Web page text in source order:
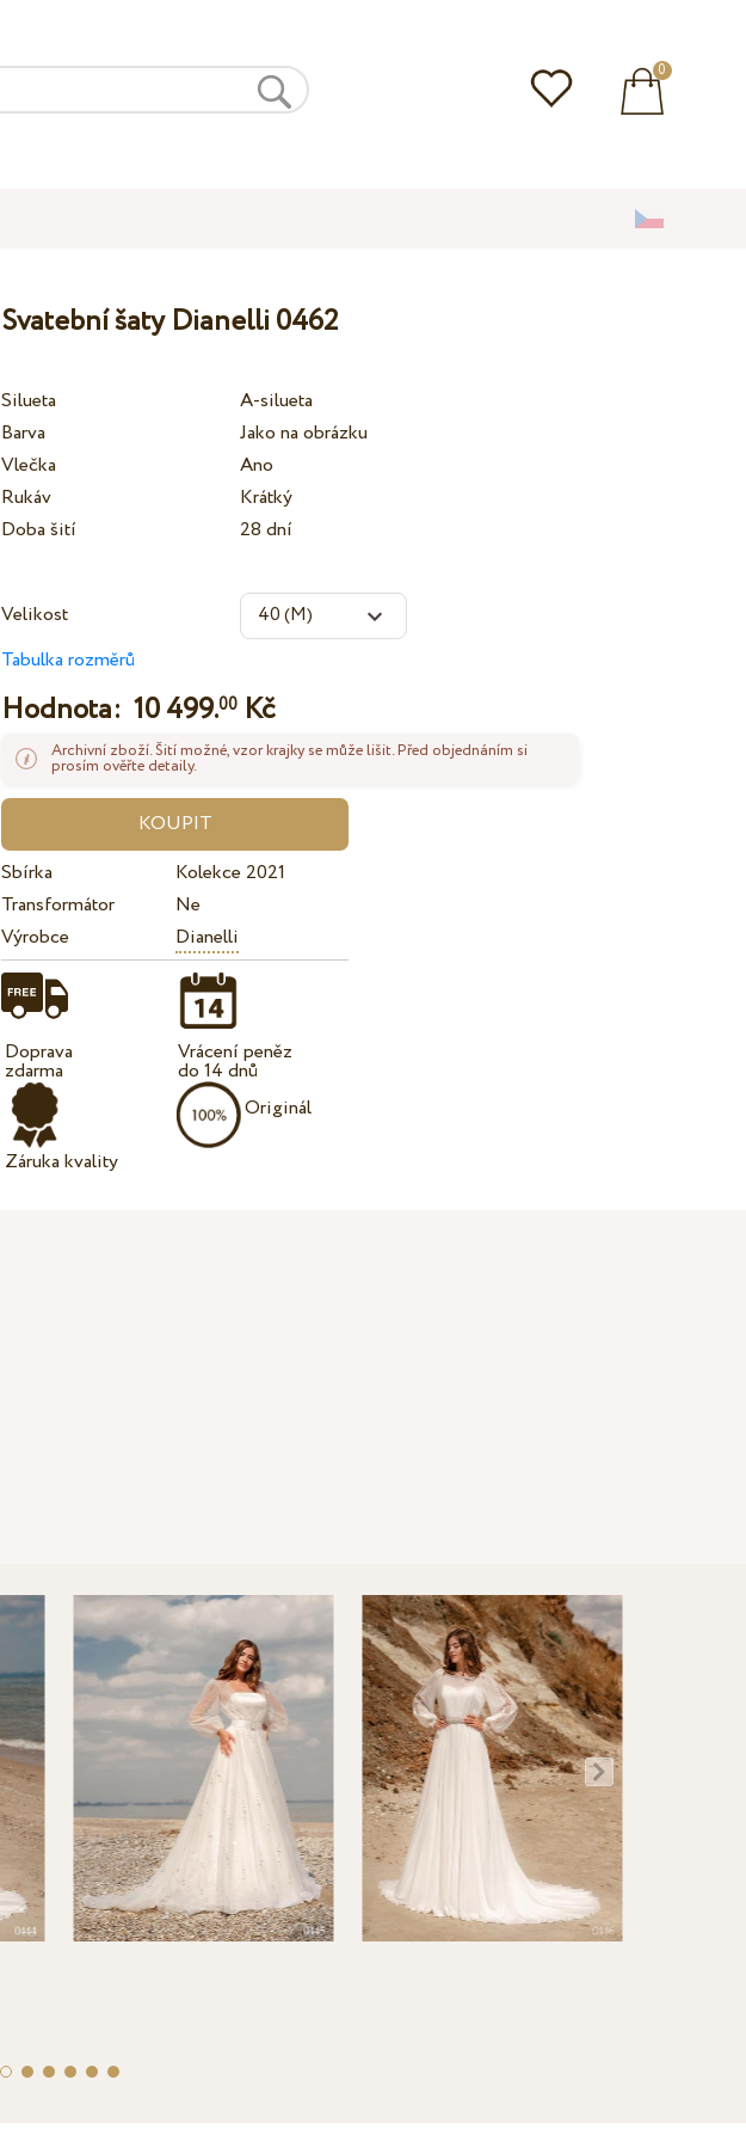
0
Svatební šaty Dianelli 0462
Silueta
A-silueta
Barva
Jako na obrázku
Vlečka
Ano
Rukáv
Krátký
Doba šití
28 dní
Velikost
Tabulka rozměrů
Hodnota:10 499.00 Kč
Archivní zboží. Šití možné, vzor krajky se může lišit. Před objednáním si
prosím ověřte detaily.
Sbírka
Kolekce 2021
Transformátor
Ne
Výrobce
Dianelli
Doprava
zdarma
Záruka kvality
Vrácení peněz
do 14 dnů
Originál